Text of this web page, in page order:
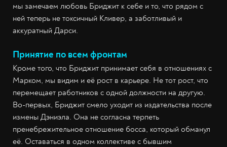
мы замечаем любовь Бриджит к себе и то, что рядом с
ней теперь не токсичный Кливер, а заботливый и
аккуратный Дарси.
Принятие по всем фронтам
Кроме того, что Бриджит принимает себя в отношениях с
Марком, мы видим и её рост в карьере. Не тот рост, что
перемещает работников с одной должности на другую.
Во-первых, Бриджит смело уходит из издательства после
измены Дэниэла. Она не согласна терпеть
пренебрежительное отношение босса, который обманул
её. Оставаться в одном коллективе с бывшим